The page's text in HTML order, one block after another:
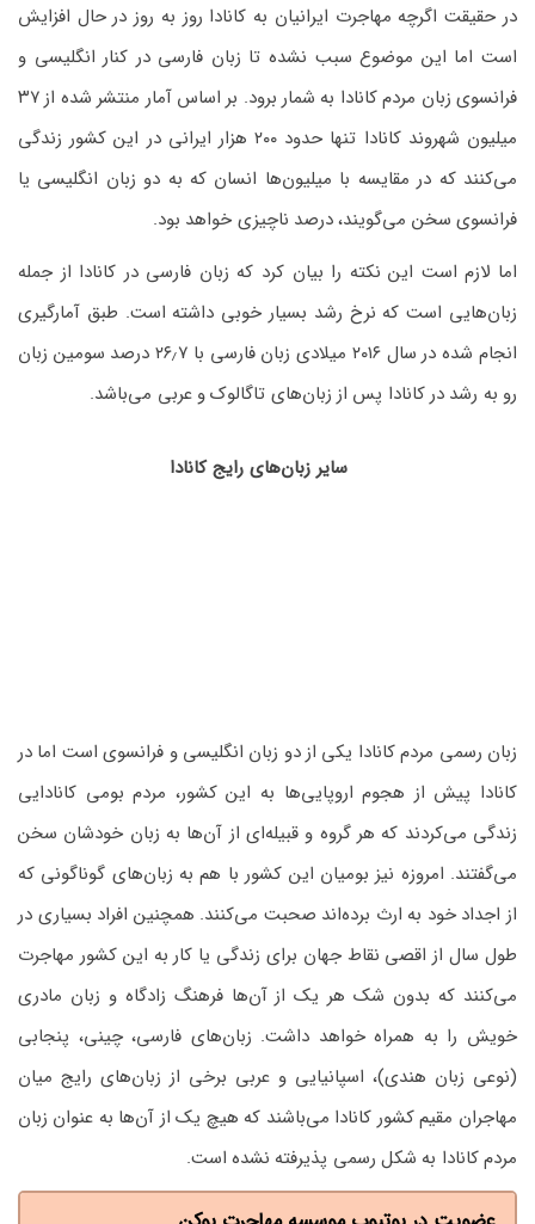
در حقیقت اگرچه مهاجرت ایرانیان به کانادا روز به روز در حال افزایش
است اما این موضوع سبب نشده تا زبان فارسی در کنار انگلیسی و
فرانسوی زبان مردم کانادا به شمار برود. بر اساس آمار منتشر شده از ۳۷
میلیون شهروند کانادا تنها حدود ۲۰۰ هزار ایرانی در این کشور زندگی
می‌کنند که در مقایسه با میلیون‌ها انسان که به دو زبان انگلیسی یا
فرانسوی سخن می‌گویند، درصد ناچیزی خواهد بود.
اما لازم است این نکته را بیان کرد که زبان فارسی در کانادا از جمله
زبان‌هایی است که نرخ رشد بسیار خوبی داشته است. طبق آمارگیری
انجام شده در سال ۲۰۱۶ میلادی زبان فارسی با ۲۶٫۷ درصد سومین زبان
رو به رشد در کانادا پس از زبان‌های تاگالوک و عربی می‌باشد.
سایر زبان‌های رایج کانادا
زبان رسمی مردم کانادا یکی از دو زبان انگلیسی و فرانسوی است اما در
کانادا پیش از هجوم اروپایی‌ها به این کشور، مردم بومی کانادایی
زندگی می‌کردند که هر گروه و قبیله‌ای از آن‌ها به زبان خودشان سخن
می‌گفتند. امروزه نیز بومیان این کشور با هم به زبان‌های گوناگونی که
از اجداد خود به ارث برده‌اند صحبت می‌کنند. همچنین افراد بسیاری در
طول سال از اقصی نقاط جهان برای زندگی یا کار به این کشور مهاجرت
می‌کنند که بدون شک هر یک از آن‌ها فرهنگ زادگاه و زبان مادری
خویش را به همراه خواهد داشت.‌ زبان‌های فارسی، چینی، پنجابی
(نوعی زبان هندی)، اسپانیایی و عربی برخی از زبان‌های رایج میان
مهاجران مقیم کشور کانادا می‌باشند که هیچ یک از آن‌ها به عنوان زبان
مردم کانادا به شکل رسمی پذیرفته نشده است.